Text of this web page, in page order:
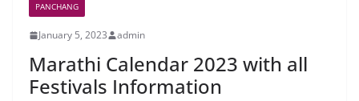
PANCHANG
January 5, 2023 admin
Marathi Calendar 2023 with all
Festivals Information